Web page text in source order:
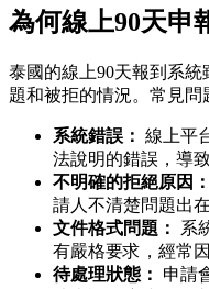
為何線上90天申
泰國的線上90天報到系
題和被拒的情況。常見問
系統錯誤： 線上平
法說明的錯誤，導
不明確的拒絕原因：
請人不清楚問題出在
文件格式問題：
系
有嚴格要求，經常
待處理狀態：
申請